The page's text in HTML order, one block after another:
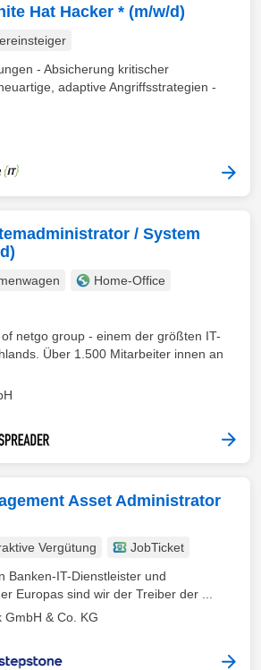
Hat Hacker * (m/w/d)
- Absicherung kritischer
adaptive Angriffsstrategien -
/ System
Home-Office
netgo group - einem der größten IT-
Über 1.500 Mitarbeiter innen an
Asset Administrator
Vergütung
JobTicket
Banken-IT-Dienstleister und
Europas sind wir der Treiber der ...
GmbH & Co. KG